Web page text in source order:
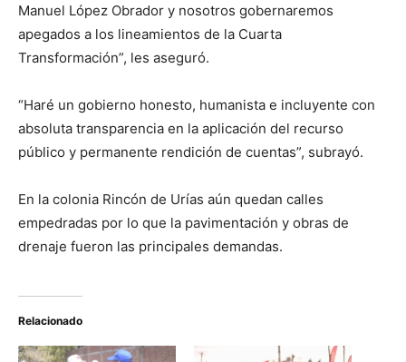
Manuel López Obrador y nosotros gobernaremos
apegados a los lineamientos de la Cuarta
Transformación”, les aseguró.
“Haré un gobierno honesto, humanista e incluyente con
absoluta transparencia en la aplicación del recurso
público y permanente rendición de cuentas”, subrayó.
En la colonia Rincón de Urías aún quedan calles
empedradas por lo que la pavimentación y obras de
drenaje fueron las principales demandas.
Relacionado